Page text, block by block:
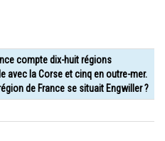
compte dix-huit régions
avec la Corse et cinq en outre-mer.
de France se situait Engwiller ?